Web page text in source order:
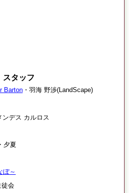
スタッフ
Barton・羽海 野渉(LandScape)
ンデス カルロス
夕夏
ぼ～
徒会